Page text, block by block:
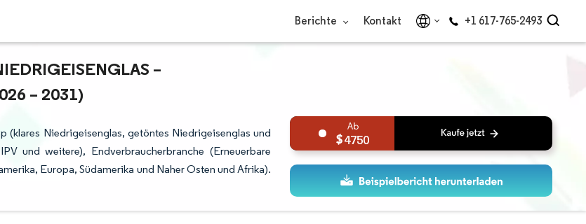
Berichte Kontakt +1 617-765-2493
– W
– 2031)
Niedrigeisenglas, getöntes Niedrigeisenglas und
und weitere), Endverbraucherbranche (Erneuerbare
Europa, Südamerika und Naher Osten und Afrika).
4750